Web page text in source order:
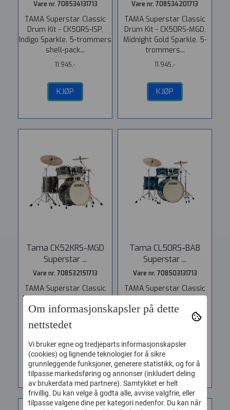
Vare nr. 708534131713
TAMA Superstar Classic
Drum Kit - CK50RS-ISP,
Indigo Sparkle. 5-trommers
shell-pack...
11.945,-
KJØP
Vare nr. 708534201713
TAMA Superstar Classic
Drum Kit - CK50RS-MGD,
Midnight Gold Sparkle. 5-
trommers...
11.945,-
KJØP
Tama CK52KRS-MGD
Superstar ...
Vare nr. 708532151713
TAMA Superstar Classic
Drum Kit - CK52KRS-MGD,
Midnight Gold Sparkle. 5-
trommers...
KJØP
Tama CL50RS-BAB
Superstar ...
Vare nr. 708503131713
TAMA Superstar Classic
Drum Kit - CL50RS-BAB,
Blue Lacquer Burst. 5-
KJØP
Om informasjonskapsler på dette
nettstedet
Vi bruker egne og tredjeparts informasjonskapsler
(cookies) og lignende teknologier for å sikre
grunnleggende funksjoner, generere statistikk, og for å
tilpasse markedsføring og annonser (inkludert deling
av brukerdata med partnere). Samtykket er helt
frivillig. Du kan velge å godta alle, avvise valgfrie, eller
tilpasse valgene dine per kategori nedenfor. Du kan når